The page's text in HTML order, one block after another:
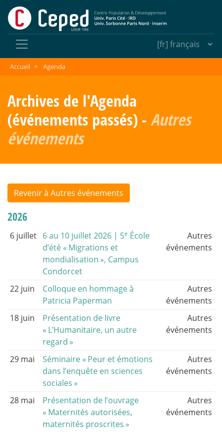
Accueil > Agenda
Archives de l'Agenda
(événements passés) - Autres
événements
Revenir à Autres événements
2026
6 juillet 6 au 10 juillet 2026 | 5e École
d’été « Migrations et
mondialisation », Campus
Condorcet
Autres
événements
22 juin
Colloque en hommage à
Patricia Paperman
Autres
événements
18 juin
Présentation de livre
« L’Humanitaire, un autre
regard »
Autres
événements
29 mai Séminaire « Peur et émotions
dans l’enquête en sciences
sociales »
Autres
événements
28 mai
Présentation de l’ouvrage
« Maternités autorisées,
maternités proscrites »
Autres
événements